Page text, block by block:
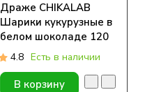
Драже CHIKALAB
Шарики кукурузные в
белом шоколаде 120
гр.4.8 Есть в наличии
В корзину